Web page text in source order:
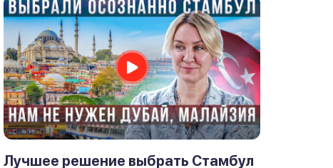
Лучшее решение выбрать Стамбул